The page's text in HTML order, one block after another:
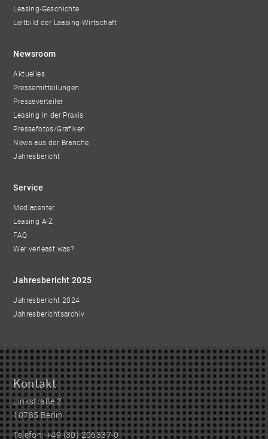
Leasing-Geschichte
Leitbild der Leasing-Wirtschaft
Newsroom
Aktuelles
Pressemitteilungen
Presseverteiler
Leasing in der Praxis
Pressefotos/Grafiken
News aus der Branche
Jahresbericht
Service
Mediacenter
Leasing A-Z
FAQ
Wer verleast was?
Jahresbericht 2025
Jahresbericht 2024
Jahresberichtsarchiv
Kontakt
Linkstraße 2
10785 Berlin
Telefon: +49 (30) 206337-0